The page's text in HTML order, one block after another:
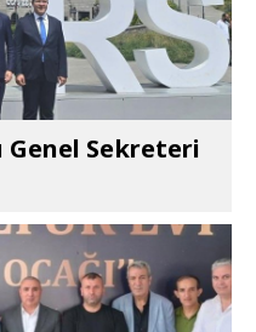
Sekreteri